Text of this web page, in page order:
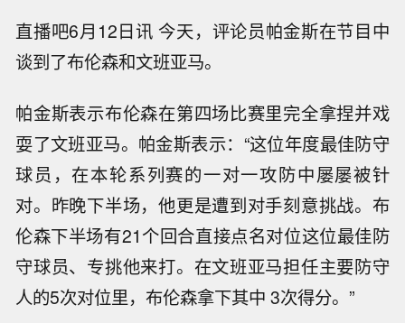
直播吧6月12日讯 今天，评论员帕金斯在节目中
谈到了布伦森和文班亚马。
帕金斯表示布伦森在第四场比赛里完全拿捏并戏
耍了文班亚马。帕金斯表示：“这位年度最佳防守
球员，在本轮系列赛的一对一攻防中屡屡被针
对。昨晚下半场，他更是遭到对手刻意挑战。布
伦森下半场有21个回合直接点名对位这位最佳防
守球员、专挑他来打。在文班亚马担任主要防守
人的5次对位里，布伦森拿下其中 3次得分。”